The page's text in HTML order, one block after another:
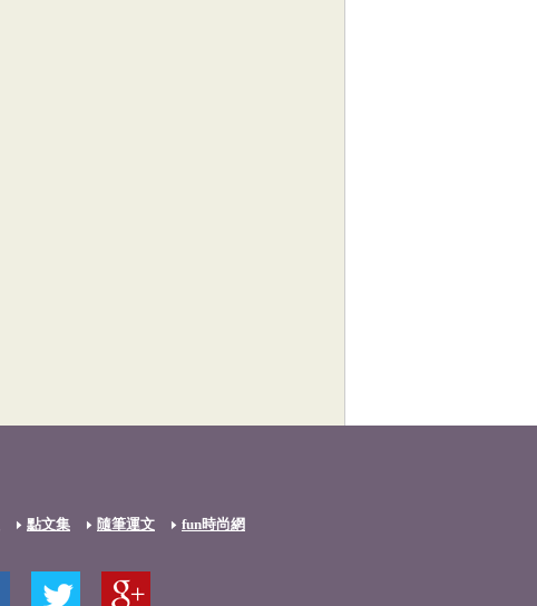
點文集 隨筆運文
fun時尚網